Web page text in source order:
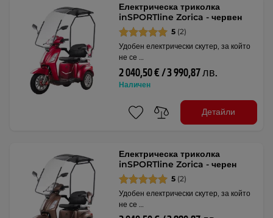
Електрическа триколка
inSPORTline Zorica - червен
5 (2)
Удобен електрически скутер, за който
не се …
2 040,50 € / 3 990,87 лв.
Наличен
Детайли
Електрическа триколка
inSPORTline Zorica - черен
5 (2)
Удобен електрически скутер, за който
не се …